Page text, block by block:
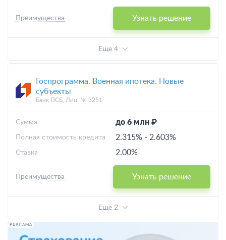
Узнать решение
Преимущества
Еще 4
Госпрограмма. Военная ипотека. Новые
субъекты
Банк ПСБ, Лиц. № 3251
до 6 млн ₽
Cумма
2.315% - 2.603%
Полная стоимость кредита
2.00%
Ставка
Узнать решение
Преимущества
Еще 2
РЕКЛАМА